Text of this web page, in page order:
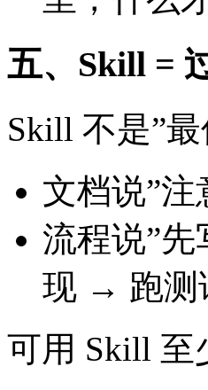
五、Skill =
Skill 不是”
文档说”
流程说”
现 → 跑测
可用 Skill 至